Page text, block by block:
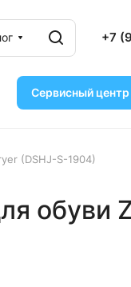
+7
Сервисный центр
(DSHJ-S-1904)
обуви